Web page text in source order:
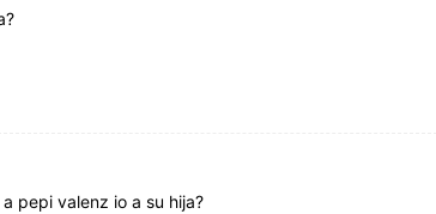
pepi valenz io a su hija?